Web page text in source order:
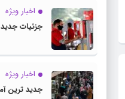
اخبار ویژه
جزئیات
اخبار ویژه
جدید ترین